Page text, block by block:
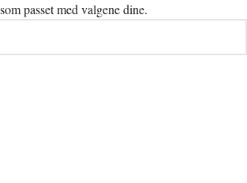
passet med valgene dine.